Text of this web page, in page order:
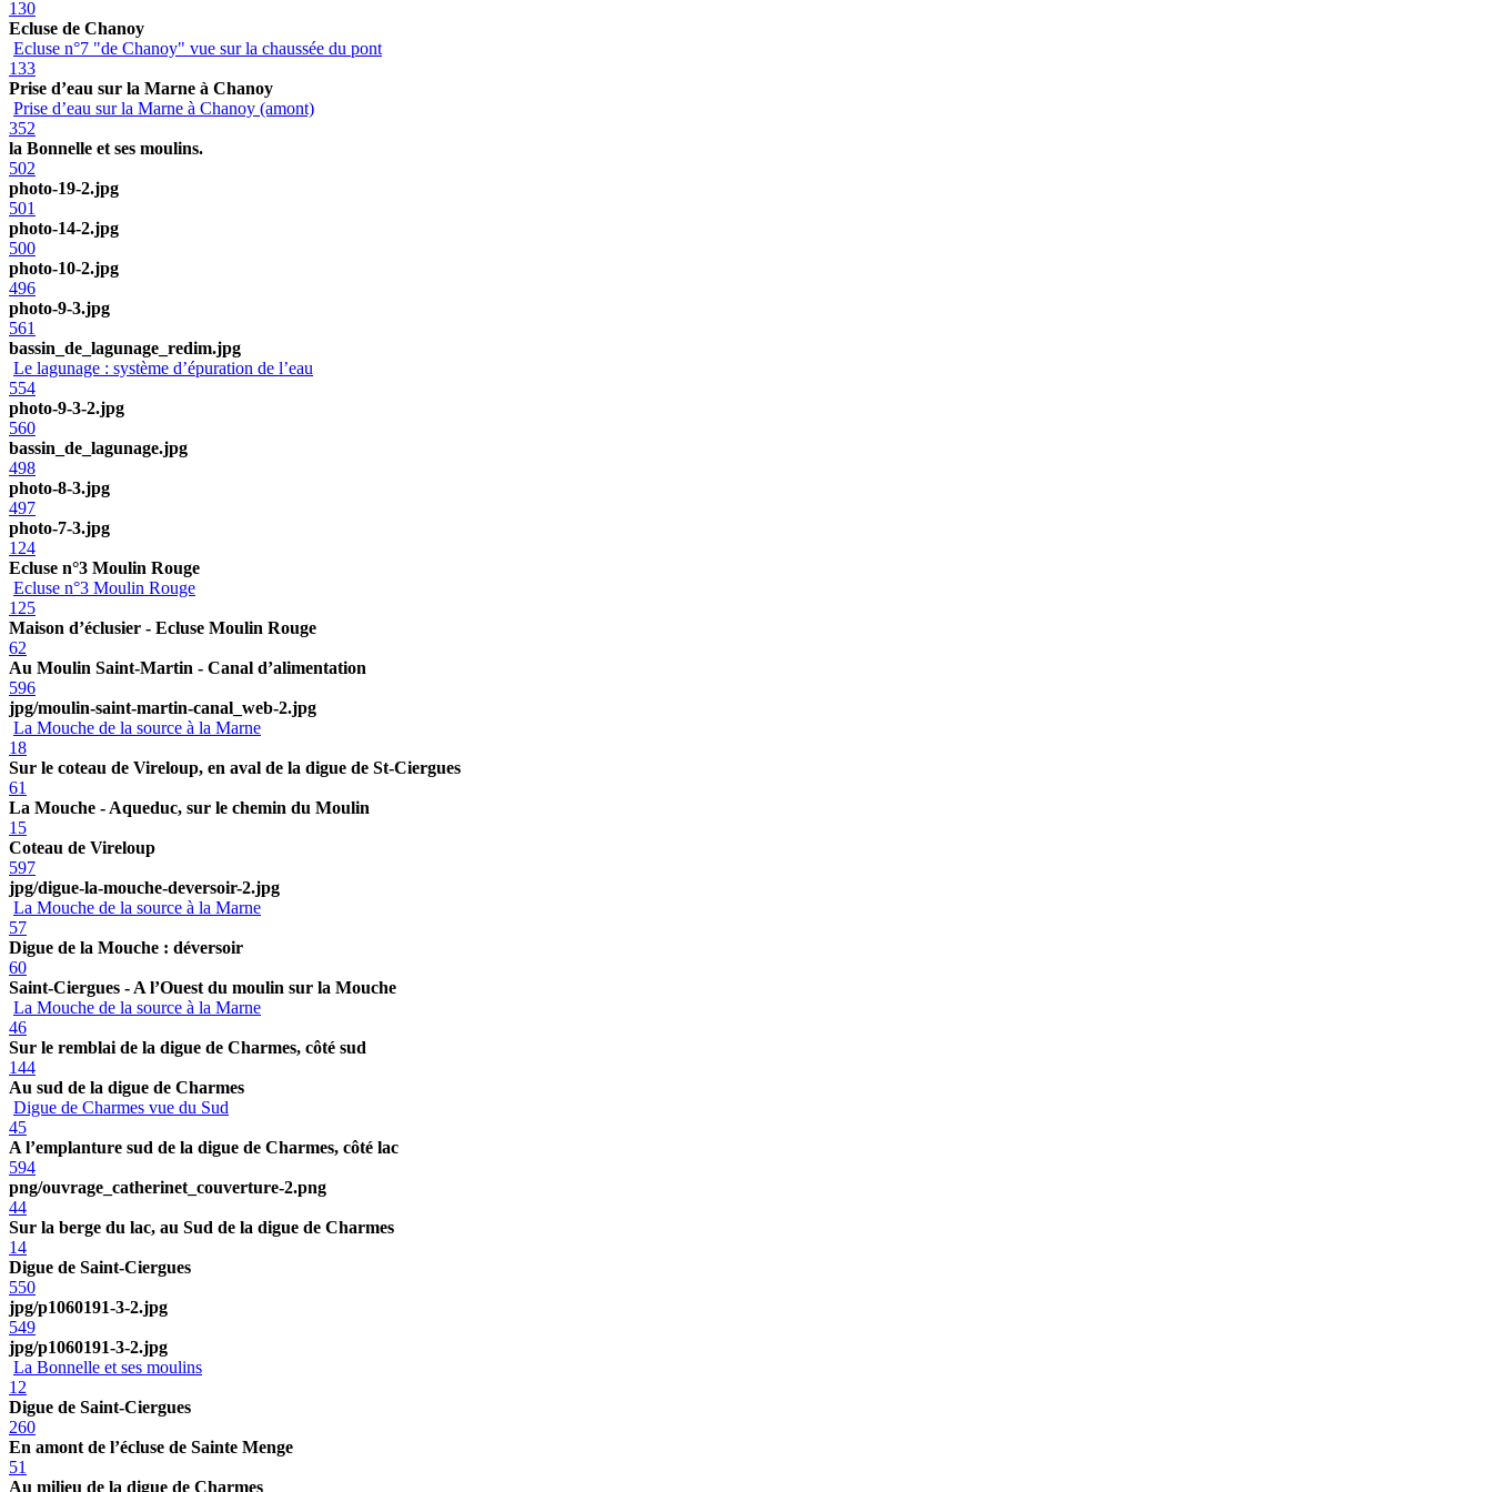
130
Ecluse de Chanoy
Ecluse n°7 "de Chanoy" vue sur la chaussée du pont
133
Prise d’eau sur la Marne à Chanoy
Prise d’eau sur la Marne à Chanoy (amont)
352
la Bonnelle et ses moulins.
502
photo-19-2.jpg
501
photo-14-2.jpg
500
photo-10-2.jpg
496
photo-9-3.jpg
561
bassin_de_lagunage_redim.jpg
Le lagunage : système d’épuration de l’eau
554
photo-9-3-2.jpg
560
bassin_de_lagunage.jpg
498
photo-8-3.jpg
497
photo-7-3.jpg
124
Ecluse n°3 Moulin Rouge
Ecluse n°3 Moulin Rouge
125
Maison d’éclusier - Ecluse Moulin Rouge
62
Au Moulin Saint-Martin - Canal d’alimentation
596
jpg/moulin-saint-martin-canal_web-2.jpg
La Mouche de la source à la Marne
18
Sur le coteau de Vireloup, en aval de la digue de St-Ciergues
61
La Mouche - Aqueduc, sur le chemin du Moulin
15
Coteau de Vireloup
597
jpg/digue-la-mouche-deversoir-2.jpg
La Mouche de la source à la Marne
57
Digue de la Mouche : déversoir
60
Saint-Ciergues - A l’Ouest du moulin sur la Mouche
La Mouche de la source à la Marne
46
Sur le remblai de la digue de Charmes, côté sud
144
Au sud de la digue de Charmes
Digue de Charmes vue du Sud
45
A l’emplanture sud de la digue de Charmes, côté lac
594
png/ouvrage_catherinet_couverture-2.png
44
Sur la berge du lac, au Sud de la digue de Charmes
14
Digue de Saint-Ciergues
550
jpg/p1060191-3-2.jpg
549
jpg/p1060191-3-2.jpg
La Bonnelle et ses moulins
12
Digue de Saint-Ciergues
260
En amont de l’écluse de Sainte Menge
51
Au milieu de la digue de Charmes